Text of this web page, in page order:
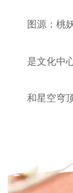
图源：桃
是文化中
和星空穹